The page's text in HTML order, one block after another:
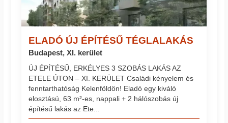
ELADÓ ÚJ ÉPÍTÉSŰ TÉGLALAKÁS
Budapest, XI. kerület
ÚJ ÉPÍTÉSŰ, ERKÉLYES 3 SZOBÁS LAKÁS AZ
ETELE ÚTON – XI. KERÜLET Családi kényelem és
fenntarthatóság Kelenföldön! Eladó egy kiváló
elosztású, 63 m²-es, nappali + 2 hálószobás új
építésű lakás az Ete...